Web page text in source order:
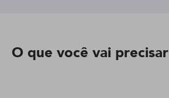
O que você vai precisar